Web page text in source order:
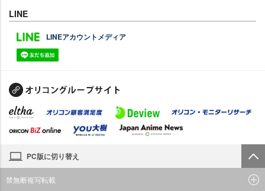
LINE
LINEアカウントメディア
PC版に切り替え
禁無断複写転載